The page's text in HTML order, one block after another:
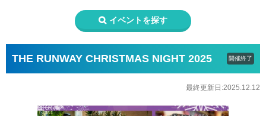
イベントを探す
THE RUNWAY CHRISTMAS NIGHT 2025 開催終了
最終更新日:2025.12.12